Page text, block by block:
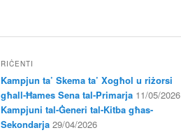
RIĊENTI
Kampjun ta’ Skema ta’ Xogħol u riżorsi
għall-Ħames Sena tal-Primarja 11/05/2026
Kampjuni tal-Ġeneri tal-Kitba għas-
Sekondarja 29/04/2026